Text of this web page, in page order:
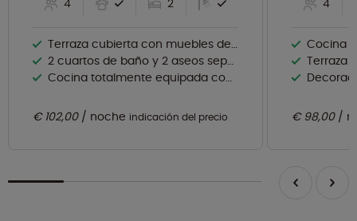
4 2
Terraza cubierta con muebles de madera
2 cuartos de baño y 2 aseos separados
Cocina totalmente equipada con lavavajillas y microondas
€ 102,00 noche indicación del precio
4
Cocina
Terraza
€ 98,00